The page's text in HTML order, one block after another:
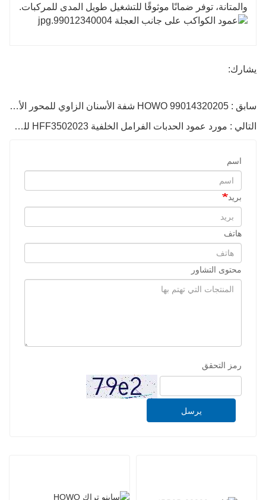
والمتانة، توفر ضمانًا موثوقًا للتشغيل طويل المدى للمركبات.
يشارك:
سابق : 99014320205 HOWO شفة الأسنان الزاوي للمحور الأوسط
التالي : مورد عمود الحدبات الفرامل الخلفية HFF3502023 للشاحنات
اسم
بريد
هاتف
محتوى التشاور
رمز التحقق
يرسل